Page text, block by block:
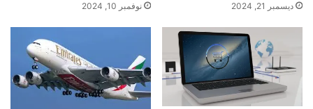
ديسمبر 21, 2024 نوفمبر 10, 2024